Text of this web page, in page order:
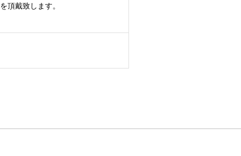
頂戴致します。